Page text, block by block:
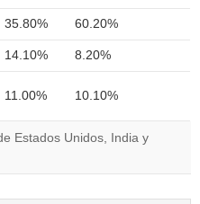
35.80% 60.20%
14.10% 8.20%
11.00% 10.10%
Estados Unidos, India y